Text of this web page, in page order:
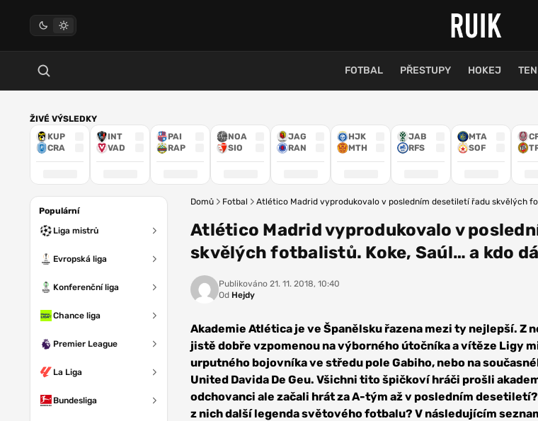
FOTBAL PŘESTUPY HOKEJ
ŽIVÉ VÝSLEDKY
KUP
CRA
INT
VAD
PAI
RAP
NOA
SIO
JAG
RAN
HJK
MTH
JAB
RFS
MTA
SOF
Populární
Liga mistrů
Evropská liga
Konferenční liga
Chance liga
Premier League
La Liga
Bundesliga
Domů Fotbal Atlético Madrid vyprodukovalo v posledním desetiletí řadu skvělých
Atlético Madrid vyprodukovalo v
skvělých fotbalistů. Koke, Saúl… a kdo
Publikováno 21. 11. 2018, 10:40
Od Hejdy
Akademie Atlética je ve Španělsku řazena mezi ty nejlepší. Z
jistě dobře vzpomenou na výborného útočníka a vítěze Ligy
urputného bojovníka ve středu pole Gabiho, nebo na
United Davida De Geu. Všichni tito špičkoví hráči prošli
odchovanci ale začali hrát za A-tým až v posledním
z nich další legenda světového fotbalu? V následujícím